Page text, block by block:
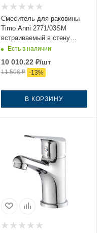
Смеситель для раковины
Timo Anni 2771/03SM
встраиваемый в стену
черный
Есть в наличии
10 010.22 ₽/шт
11 506₽ -13%
В КОРЗИНУ